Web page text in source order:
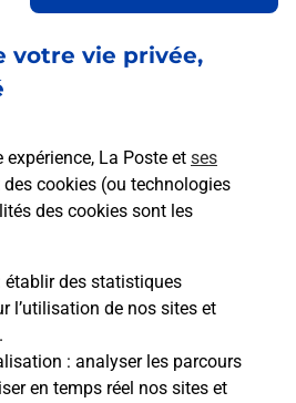
votre vie privée,
La Poste et ses
cookies (ou technologies
des cookies sont les
établir des statistiques
l’utilisation de nos sites et
: analyser les parcours
en temps réel nos sites et
mardi à 09h00
MEUSE